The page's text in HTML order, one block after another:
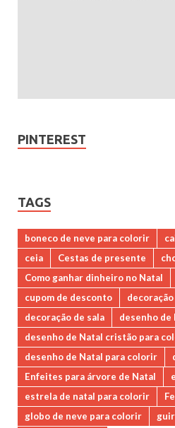
PINTEREST
TAGS
boneco de neve para colorir
ceia
Cestas de presente
Como ganhar dinheiro no Natal
cupom de desconto
decoração
decoração de sala
desenho de
desenho de Natal cristão para
desenho de Natal para colorir
Enfeites para árvore de Natal
estrela de natal para colorir
globo de neve para colorir